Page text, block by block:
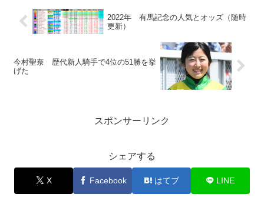
2022年 有馬記念の人気とオッズ（随時
更新）
今村聖奈 歴代新人騎手で4位の51勝を挙
げた
スポンサーリンク
シェアする
X Facebook はてブ LINE